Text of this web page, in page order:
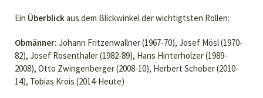
Ein Überblickaus dem Blickwinkel der wichtigtsten Rollen:
Obmänner: Johann Fritzenwallner (1967-70), Josef Mösl (1970-
82), Josef Rosenthaler (1982-89), Hans Hinterholzer (1989-
2008), Otto Zwingenberger (2008-10), Herbert Schober (2010-
14), Tobias Krois (2014-Heute)